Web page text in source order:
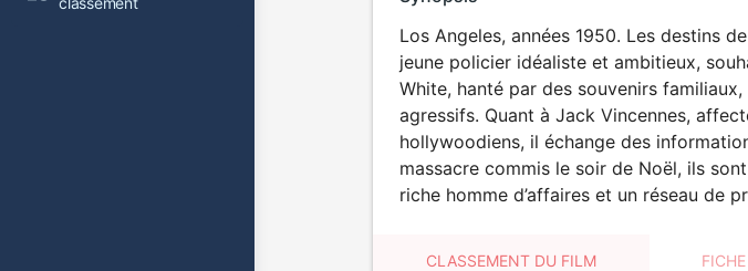
Los Angeles, années 1950. Les destins
jeune policier idéaliste et ambitieux,
White, hanté par des souvenirs
agressifs. Quant à Jack Vincennes,
hollywoodiens, il échange des
massacre commis le soir de Noël, ils
riche homme d’affaires et un réseau de
CLASSEMENT DU FILM